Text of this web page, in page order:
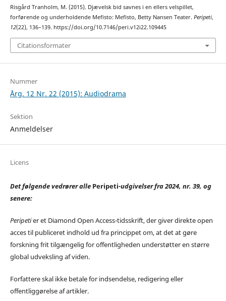
Risgård Tranholm, M. (2015). Djævelsk bid savnes i en ellers velspillet,
forførende og underholdende Mefisto: Mefisto, Betty Nansen Teater. Peripeti,
12(22), 136–139. https://doi.org/10.7146/peri.v12i22.109445
Citationsformater
Nummer
Årg. 12 Nr. 22 (2015): Audiodrama
Sektion
Anmeldelser
Licens
Det følgende vedrører alle Peripeti-udgivelser fra 2024, nr. 39, og
senere:
Peripetier et Diamond Open Access-tidsskrift, der giver direkte open
acces til publiceret indhold ud fra princippet om, at det at gøre
forskning frit tilgængelig for offentligheden understøtter en større
global udveksling af viden.
Forfattere skal ikke betale for indsendelse, redigering eller
offentliggørelse af artikler.